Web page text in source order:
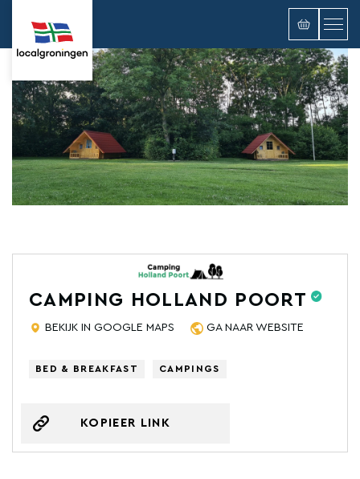
CAMPING HOLLAND POORT
BEKIJK IN GOOGLE MAPS GA NAAR WEBSITE
BED & BREAKFAST CAMPINGS
KOPIEER LINK